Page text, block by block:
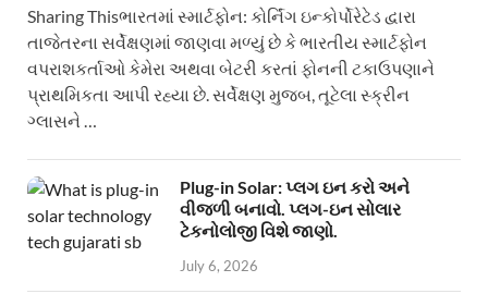
Sharing Thisભારતમાં સ્માર્ટફોન: કોર્નિંગ ઇન્કોર્પોરેટેડ દ્વારા
તાજેતરના સર્વેક્ષણમાં જાણવા મળ્યું છે કે ભારતીય સ્માર્ટફોન
વપરાશકર્તાઓ કેમેરા અથવા બેટરી કરતાં ફોનની ટકાઉપણાને
પ્રાથમિકતા આપી રહ્યા છે. સર્વેક્ષણ મુજબ, તૂટેલા સ્ક્રીન
ગ્લાસને …
Plug-in Solar: પ્લગ ઇન કરો અને
વીજળી બનાવો. પ્લગ-ઇન સોલાર
ટેકનોલોજી વિશે જાણો.
July 6, 2026